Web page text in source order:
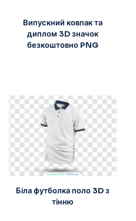
Випускний ковпак та
диплом 3D значок
безкоштовно PNG
Біла футболка поло 3D з
тінню